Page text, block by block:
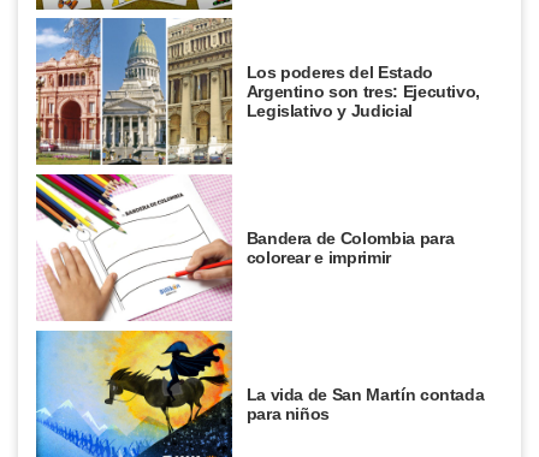
Los poderes del Estado
Argentino son tres: Ejecutivo,
Legislativo y Judicial
Bandera de Colombia para
colorear e imprimir
La vida de San Martín contada
para niños